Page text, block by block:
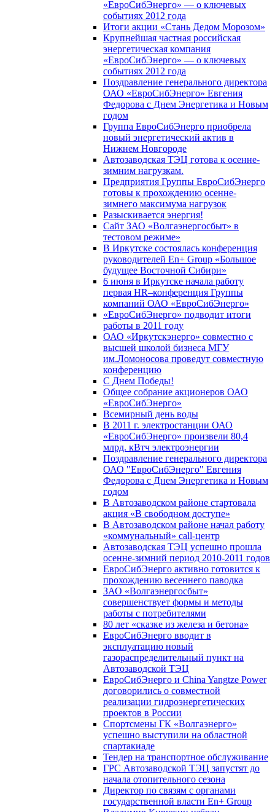
«ЕвроСибЭнерго» — о ключевых
событиях 2012 года
Итоги акции «Стань Дедом Морозом»
Крупнейшая частная российская
энергетическая компания
«ЕвроСибЭнерго» — о ключевых
событиях 2012 года
Поздравление генерального директора
ОАО «ЕвроСибЭнерго» Евгения
Федорова с Днем Энергетика и Новым
годом
Группа ЕвроСибЭнерго приобрела
новый энергетический актив в
Нижнем Новгороде
Автозаводская ТЭЦ готова к осенне-
зимним нагрузкам.
Предприятия Группы ЕвроСибЭнерго
готовы к прохождению осенне-
зимнего максимума нагрузок
Разыскивается энергия!
Сайт ЗАО «Волгаэнергосбыт» в
тестовом режиме»
В Иркутске состоялась конференция
руководителей En+ Group «Большое
будущее Восточной Сибири»
6 июня в Иркутске начала работу
первая HR–конференция Группы
компаний ОАО «ЕвроСибЭнерго»
«ЕвроСибЭнерго» подводит итоги
работы в 2011 году
ОАО «Иркутскэнерго» совместно с
высшей школой бизнеса МГУ
им.Ломоносова проведут совместную
конференцию
С Днем Победы!
Общее собрание акционеров ОАО
«ЕвроСибЭнерго»
Всемирный день воды
В 2011 г. электростанции ОАО
«ЕвроСибЭнерго» произвели 80,4
млрд. кВтч электроэнергии
Поздравление генерального директора
ОАО "ЕвроСибЭнерго" Евгения
Федорова с Днем Энергетика и Новым
годом
В Автозаводском районе стартовала
акция «В свободном доступе»
В Автозаводском районе начал работу
«коммунальный» call-центр
Автозаводская ТЭЦ успешно прошла
осенне-зимний период 2010-2011 годов
ЕвроСибЭнерго активно готовится к
прохождению весеннего паводка
ЗАО «Волгаэнергосбыт»
совершенствует формы и методы
работы с потребителями
80 лет «сказке из железа и бетона»
ЕвроСибЭнерго вводит в
эксплуатацию новый
газораспределительный пункт на
Автозаводской ТЭЦ
ЕвроСибЭнерго и China Yangtze Power
договорились о совместной
реализации гидроэнергетических
проектов в России
Спортсмены ГК «Волгаэнерго»
успешно выступили на областной
спартакиаде
Тендер на транспортное обслуживание
ГРС Автозаводской ТЭЦ запустят до
начала отопительного сезона
Директор по связям с органами
государственной власти En+ Group